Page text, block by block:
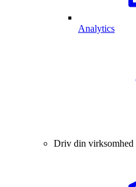
Analytics
Driv din virksomhed